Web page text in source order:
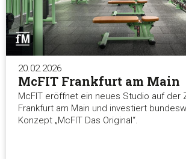
20.02.2026
McFIT Frankfurt am Main
McFIT eröffnet ein neues Studio auf der
Frankfurt am Main und investiert
Konzept „McFIT Das Original“.